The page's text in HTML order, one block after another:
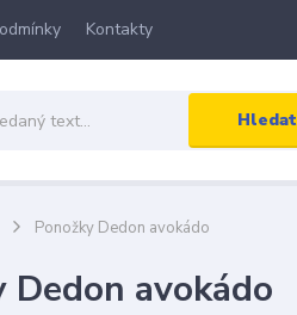
Kontakty
Hledat
Ponožky Dedon avokádo
Dedon avokádo